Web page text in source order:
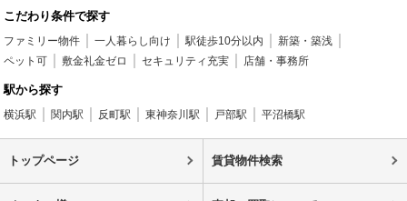
こだわり条件で探す
ファミリー物件 一人暮らし向け 駅徒歩10分以内
新築・築浅
ペット可
敷金礼金ゼロ セキュリティ充実 店舗・事務所
駅から探す
横浜駅 関内駅 反町駅 東神奈川駅 戸部駅 平沼橋駅
トップページ 賃貸物件検索